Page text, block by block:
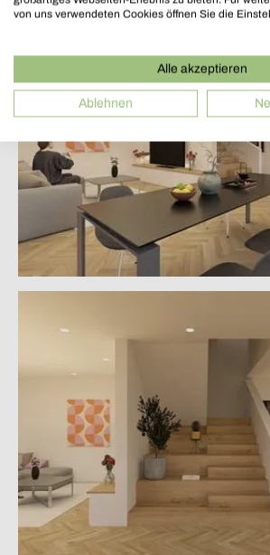
von uns verwendeten Cookies öffnen Sie die
Alle akzeptieren
Ablehnen